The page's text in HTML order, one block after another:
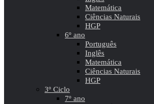
Matemática
Ciências Naturais
HGP
6º ano
Português
Inglês
Matemática
Ciências Naturais
HGP
3º Ciclo
7º ano